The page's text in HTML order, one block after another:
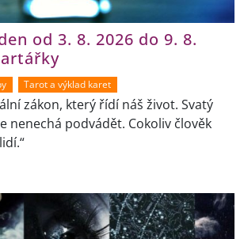
od 3. 8. 2026 do 9. 8.
Tarot a výklad karet
zákon, který řídí náš život. Svatý
nenechá podvádět. Cokoliv člověk